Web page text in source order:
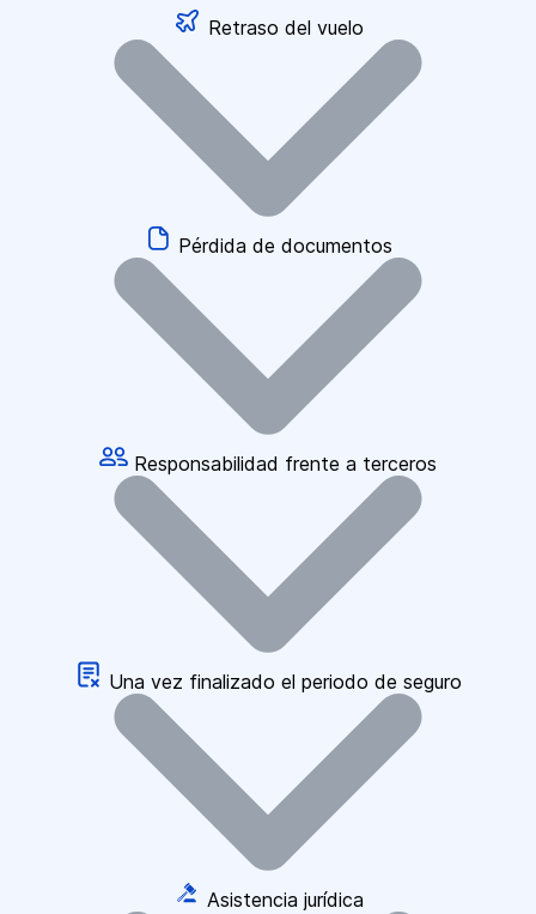
Retraso del vuelo
Pérdida de documentos
Responsabilidad frente a terceros
Una vez finalizado el periodo de seguro
Asistencia jurídica